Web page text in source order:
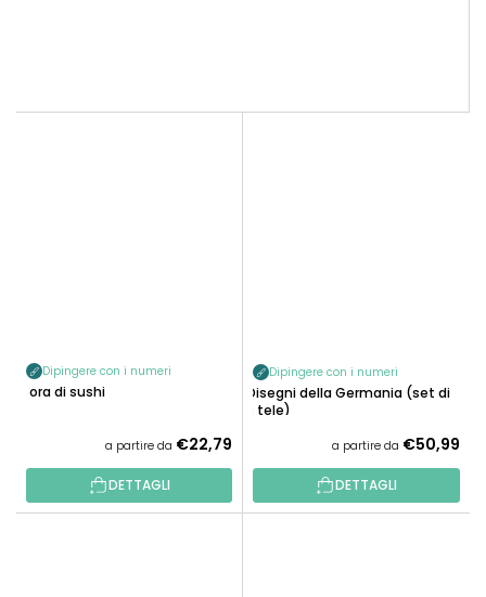
Dipingere con i numeri
È ora di sushi
a partire da €22,79
DETTAGLI
Dipingere con i numeri
Disegni della Germania (set di
3 tele)
a partire da €50,99
DETTAGLI